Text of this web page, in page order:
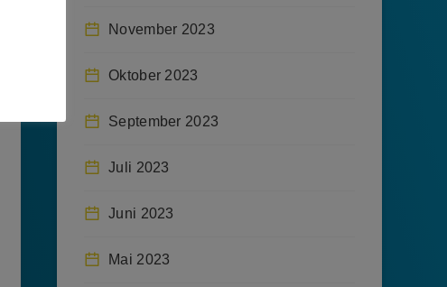
November 2023
Oktober 2023
September 2023
Juli 2023
Juni 2023
Mai 2023